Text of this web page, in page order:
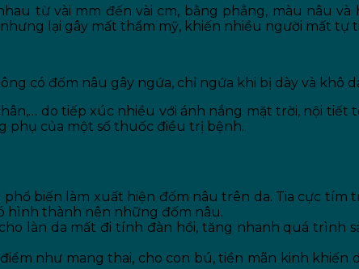
từ vài mm đến vài cm, bằng phẳng, màu nâu
lại gây mất thẩm mỹ, khiến nhiều người mất tự
có đốm nâu gây ngứa, chỉ ngứa khi bị dày và khô
do tiếp xúc nhiều với ánh nắng mặt trời, nội tiết
phụ của một số thuốc điều trị bệnh.
biến làm xuất hiện đốm nâu trên da. Tia cực tím
hình thành nên những đốm nâu.
làn da mất đi tính đàn hồi, tăng nhanh quá trình
như mang thai, cho con bú, tiền mãn kinh khiến